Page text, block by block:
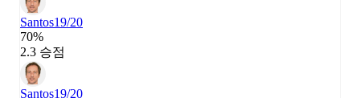
Santos19/20
70%
2.3 승점
Santos19/20